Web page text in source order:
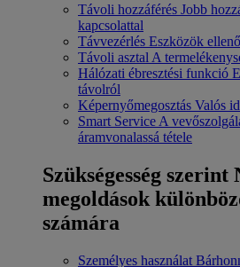
Távoli hozzáférés Jobb
kapcsolattal
Távvezérlés Eszközök
Távoli asztal A
Hálózati ébresztési funkció
távolról
Képernyőmegosztás Valós
Smart Service A
áramvonalassá tétele
Szükségesség szerint
megoldások
számára
Személyes használat